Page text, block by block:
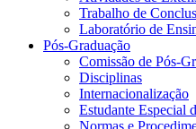
Trabalho de
Laboratório de
Pós-Graduação
Comissão de Pós-
Disciplinas
Internacionalização
Estudante Especial
Normas e